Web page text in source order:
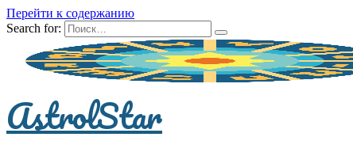
Перейти к содержанию
Search for:
AstrolStar